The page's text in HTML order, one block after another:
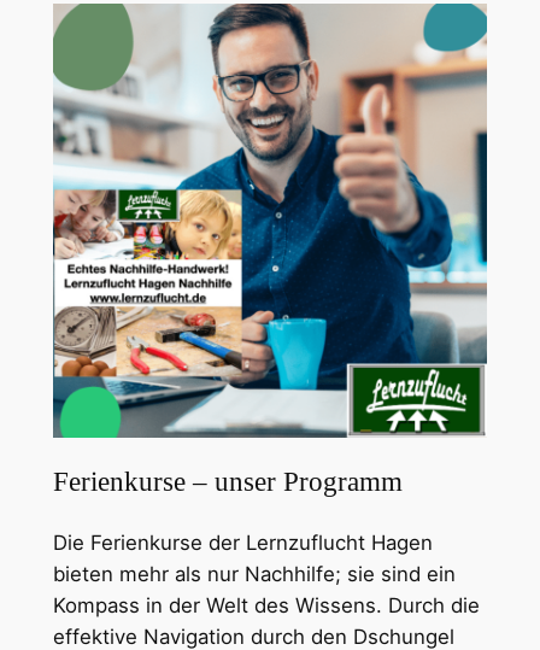
Ferienkurse – unser Programm
Die Ferienkurse der Lernzuflucht Hagen
bieten mehr als nur Nachhilfe; sie sind ein
Kompass in der Welt des Wissens. Durch die
effektive Navigation durch den Dschungel